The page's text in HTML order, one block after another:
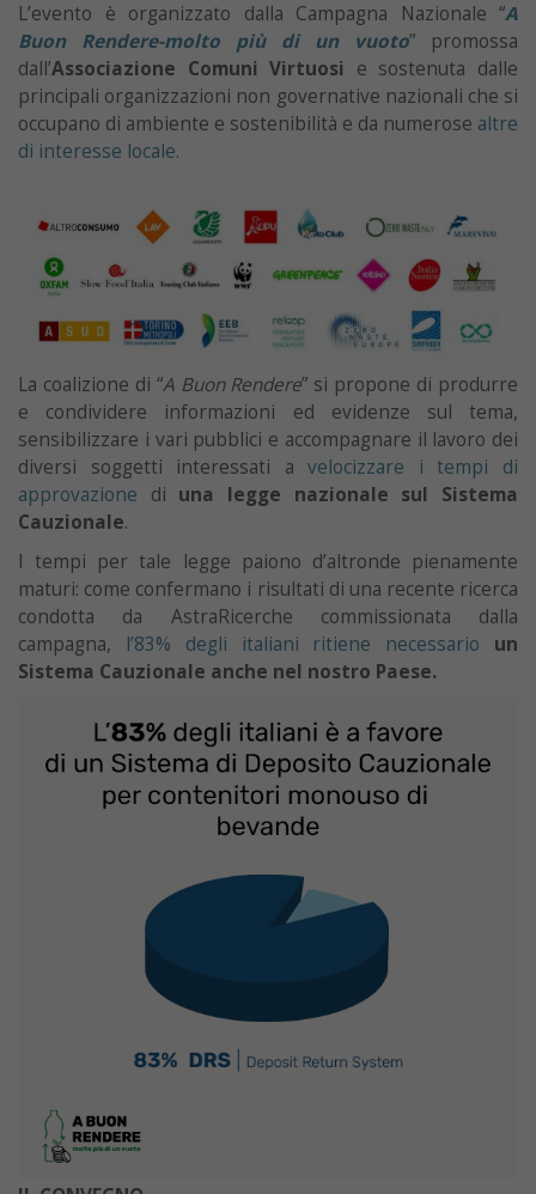
L’evento è organizzato dalla Campagna Nazionale “A
Buon Rendere-molto più di un vuoto” promossa
dall’Associazione Comuni Virtuosi
e sostenuta dalle
principali organizzazioni non governative nazionali che si
occupano di ambiente e sostenibilità e da numerose altre
di interesse locale.
La coalizione di “A Buon Rendere” si propone di produrre
e condividere informazioni ed evidenze sul tema,
sensibilizzare i vari pubblici e accompagnare il lavoro dei
diversi soggetti interessati avelocizzare i tempi di
approvazione di una legge nazionale sul Sistema
Cauzionale.
I tempi per tale legge paiono d’altronde pienamente
maturi: come confermano i risultati di una recente ricerca
condotta da AstraRicerche commissionata dalla
campagna,
l’83% degli italiani ritiene necessario un
Sistema Cauzionale anche nel nostro Paese.